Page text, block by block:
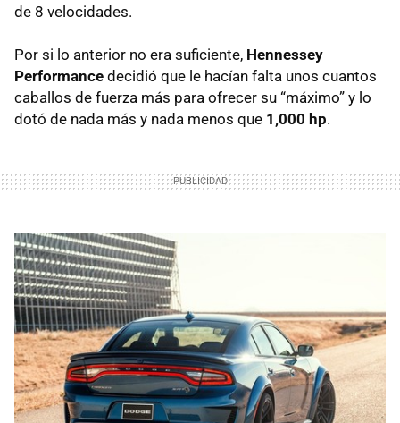
de 8 velocidades.
Por si lo anterior no era suficiente, Hennessey
Performance decidió que le hacían falta unos cuantos
caballos de fuerza más para ofrecer su “máximo” y lo
dotó de nada más y nada menos que 1,000 hp.